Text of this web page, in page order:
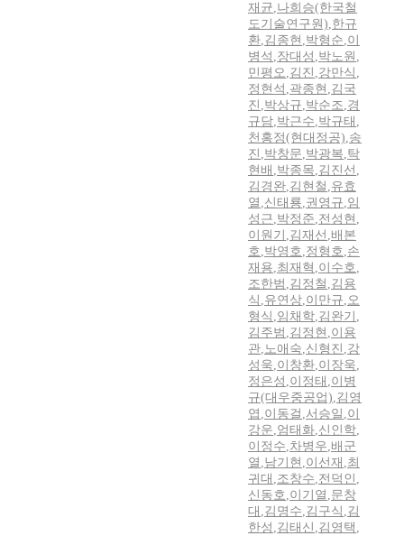
재균,나희승(한국철
도기술연구원),한규
환,김종현 ,박형순,이
병석 ,장대성 ,박노원 ,
민평오,김진 ,강만식 ,
정현석 ,곽종현 ,김국
진 ,박상규,박순조,경
규담,박근수,박규태 ,
천홍정(현대정공),송
진 ,박창문,박광복,탁
현배 ,박종목,김진선 ,
김경완,김현철 ,유효
열 ,신태룡,권영규,임
성근,박정준,전성현 ,
이원기 ,김재선 ,배본
호,박영호,정형호,손
재용,최재혁 ,이수호,
조한범 ,김정철 ,김용
식 ,유연상,이만규,오
형식 ,임채학,김완기 ,
김주범 ,김정현 ,이용
관,노애숙,신형진 ,강
성욱,이창환,이장욱,
정은성 ,이정태 ,이병
규(대우중공업),김영
엽 ,이동걸 ,서승일 ,이
강운,엄태화,신인학,
이정수,차병우,배군
열 ,남기현 ,이선재 ,최
귀대 ,조창수,전덕인 ,
신동호,이기열 ,문창
대 ,김명수,김구식 ,김
한성 ,김태신 ,김영택 ,